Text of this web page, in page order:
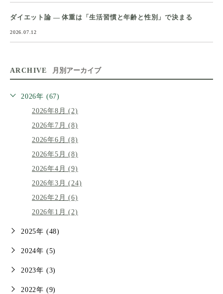
ダイエット論 ― 体重は「生活習慣と年齢と性別」で決まる
2026.07.12
ARCHIVE 月別アーカイブ
2026年 (67)
2026年8月 (2)
2026年7月 (8)
2026年6月 (8)
2026年5月 (8)
2026年4月 (9)
2026年3月 (24)
2026年2月 (6)
2026年1月 (2)
2025年 (48)
2024年 (5)
2023年 (3)
2022年 (9)